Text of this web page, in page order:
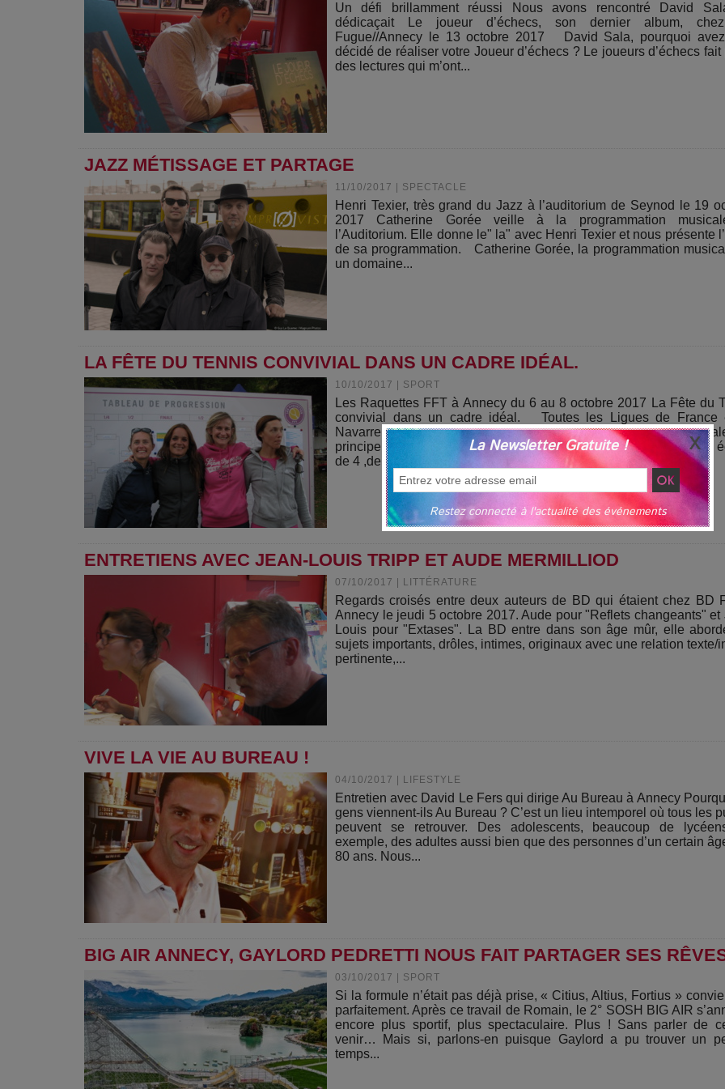
Un défi brillamment réussi Nous avons rencontré David
dédicaçait Le joueur d’échecs, son dernier album,
Fugue//Annecy le 13 octobre 2017 David Sala, pourquoi
décidé de réaliser votre Joueur d’échecs ? Le joueurs d’échecs fait
des lectures qui m’ont...
JAZZ MÉTISSAGE ET PARTAGE
11/10/2017 SPECTACLE
Henri Texier, très grand du Jazz à l’auditorium de Seynod le 19
2017 Catherine Gorée veille à la programmation
l’Auditorium. Elle donne le" la" avec Henri Texier et nous présente
de sa programmation. Catherine Gorée, la programmation
un domaine...
LA FÊTE DU TENNIS CONVIVIAL DANS UN CADRE IDÉAL.
10/10/2017 SPORT
Les Raquettes FFT à Annecy du 6 au 8 octobre 2017 La Fête du
convivial dans un cadre idéal. Toutes les Ligues de France
Navarre étaient réunies aux Marquisats pour la phase
principe ? Être une femme, de 18 à…ans, non classée. Jouer en
de 4 ,deux...
ENTRETIENS AVEC JEAN-LOUIS TRIPP ET AUDE MERMILLIOD
07/10/2017 LITTÉRATURE
Regards croisés entre deux auteurs de BD qui étaient chez BD
Annecy le jeudi 5 octobre 2017. Aude pour "Reflets changeants" et
Louis pour "Extases". La BD entre dans son âge mûr, elle
sujets importants, drôles, intimes, originaux avec une relation texte/
pertinente,...
VIVE LA VIE AU BUREAU !
04/10/2017 LIFESTYLE
Entretien avec David Le Fers qui dirige Au Bureau à Annecy
gens viennent-ils Au Bureau ? C’est un lieu intemporel où tous les
peuvent se retrouver. Des adolescents, beaucoup de
exemple, des adultes aussi bien que des personnes d’un certain
80 ans. Nous...
BIG AIR ANNECY, GAYLORD PEDRETTI NOUS FAIT PARTAGER SES
03/10/2017 SPORT
Si la formule n’était pas déjà prise, « Citius, Altius, Fortius »
parfaitement. Après ce travail de Romain, le 2° SOSH BIG AIR
encore plus sportif, plus spectaculaire. Plus ! Sans parler de
venir… Mais si, parlons-en puisque Gaylord a pu trouver un
temps...
La Newsletter Gratuite !
Restez connecté à l'actualité des événements